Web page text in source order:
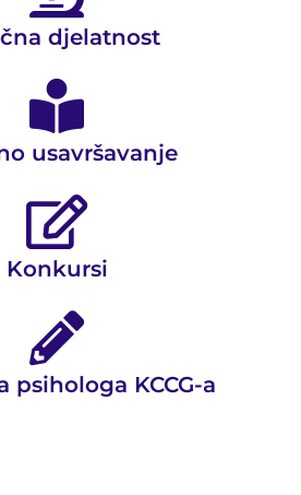
djelatnost
usavršavanje
Konkursi
psihologa KCCG-a